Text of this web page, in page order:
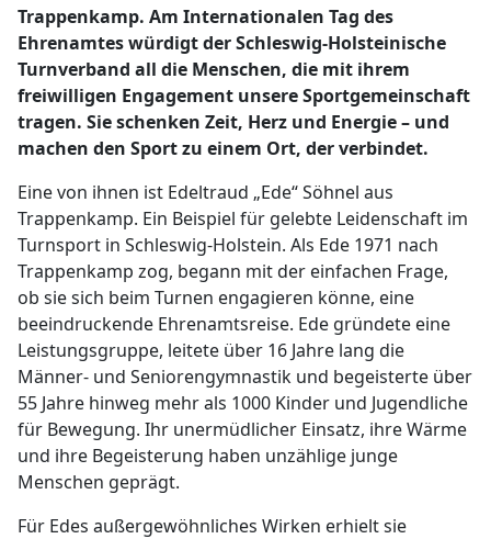
Trappenkamp. Am Internationalen Tag des
Ehrenamtes würdigt der Schleswig-Holsteinische
Turnverband all die Menschen, die mit ihrem
freiwilligen Engagement unsere Sportgemeinschaft
tragen. Sie schenken Zeit, Herz und Energie – und
machen den Sport zu einem Ort, der verbindet.
Eine von ihnen ist Edeltraud „Ede“ Söhnel aus
Trappenkamp. Ein Beispiel für gelebte Leidenschaft im
Turnsport in Schleswig-Holstein. Als Ede 1971 nach
Trappenkamp zog, begann mit der einfachen Frage,
ob sie sich beim Turnen engagieren könne, eine
beeindruckende Ehrenamtsreise. Ede gründete eine
Leistungsgruppe, leitete über 16 Jahre lang die
Männer- und Seniorengymnastik und begeisterte über
55 Jahre hinweg mehr als 1000 Kinder und Jugendliche
für Bewegung. Ihr unermüdlicher Einsatz, ihre Wärme
und ihre Begeisterung haben unzählige junge
Menschen geprägt.
Für Edes außergewöhnliches Wirken erhielt sie